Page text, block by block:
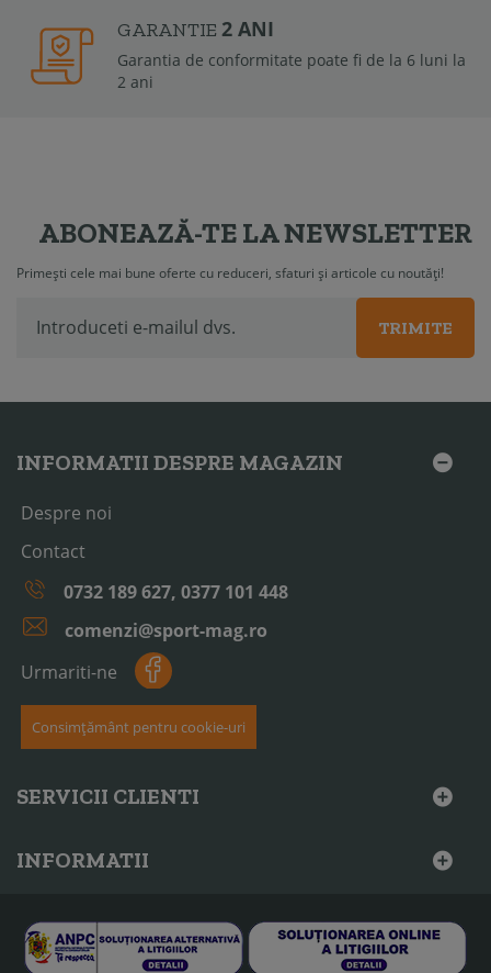
GARANTIE 2 ANI
Garantia de conformitate poate fi de la 6 luni la
2 ani
ABONEAZĂ-TE LA NEWSLETTER
Primești cele mai bune oferte cu reduceri, sfaturi și articole cu noutăți!
TRIMITE
INFORMATII DESPRE MAGAZIN
Despre noi
Contact
0732 189 627, 0377 101 448
comenzi@sport-mag.ro
Urmariti-ne
Consimțământ pentru cookie-uri
SERVICII CLIENTI
INFORMATII